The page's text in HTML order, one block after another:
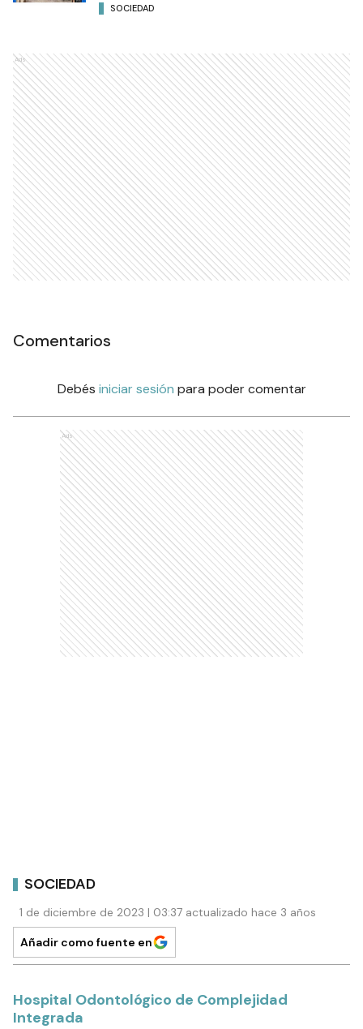
SOCIEDAD
Ads
Comentarios
Debés iniciar sesión para poder comentar
Ads
SOCIEDAD
1 de diciembre de 2023 | 03:37 actualizado hace 3 años
Añadir como fuente en
Hospital Odontológico de Complejidad
Integrada